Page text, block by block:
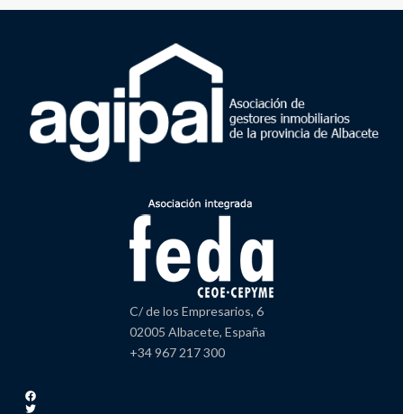
C/ de los Empresarios, 6
02005 Albacete, España
+34 967 217 300
Facebook